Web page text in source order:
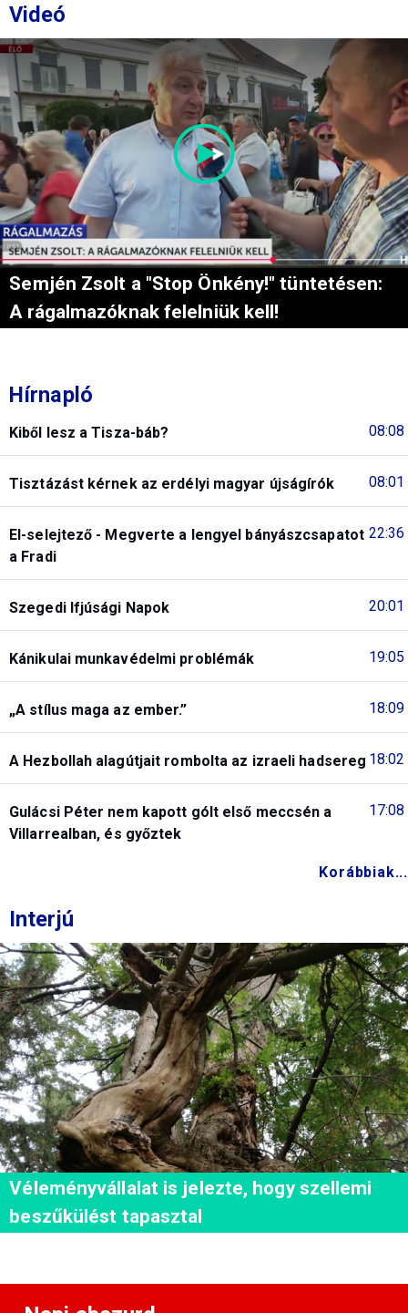
Videó
Semjén Zsolt a "Stop Önkény!" tüntetésen:
A rágalmazóknak felelniük kell!
Hírnapló
08:08
Kiből lesz a Tisza-báb?
08:01
Tisztázást kérnek az erdélyi magyar újságírók
22:36
El-selejtező - Megverte a lengyel bányászcsapatot
a Fradi
20:01
Szegedi Ifjúsági Napok
19:05
Kánikulai munkavédelmi problémák
18:09
„A stílus maga az ember.”
18:02
A Hezbollah alagútjait rombolta az izraeli hadsereg
17:08
Gulácsi Péter nem kapott gólt első meccsén a
Villarrealban, és győztek
Korábbiak...
Interjú
Véleményvállalat is jelezte, hogy szellemi
beszűkülést tapasztal